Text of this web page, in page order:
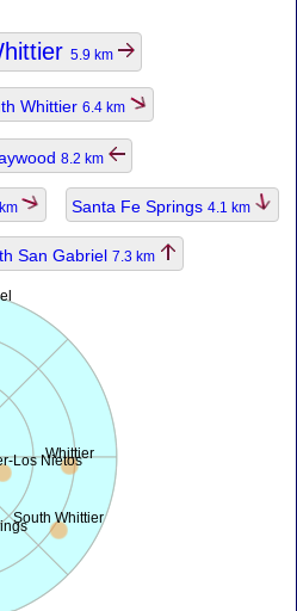
5.9 km
Whittier 6.4 km
8.2 km
Santa Fe Springs 4.1 km
San Gabriel 7.3 km
Whittier
South Whittier
Los Nietos